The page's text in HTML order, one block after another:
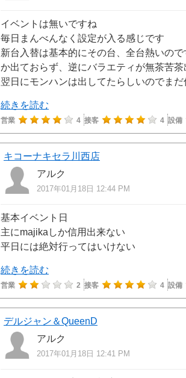
イベントは無いですね
毎日まんべんなく設定が入る感じです
新台入替は基本的にその台、全台熱いの
か出ておらず、逆にバラエティが無茶苦茶
翌日にモンハンは出してたらしいのでま
続きを読む
営業 4 接客 4 設備
キコーナキセラ川西店
アルク
2017年01月18日 12:44 PM
基本イベント日
主にmajikaしか信用出来ない
平日には絶対行ってはいけない
続きを読む
営業 2 接客 4 設備
デルジャン＆QueenD
アルク
2017年01月18日 12:41 PM